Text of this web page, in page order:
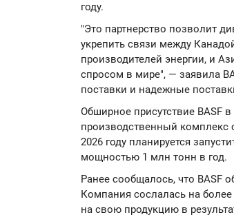
году.
"Это партнерство позволит
укрепить связи между
производителей энергии, и
спросом в мире", — заявила
поставки и надежные
Обширное присутствие BASF
производственный комплекс
2026 году планируется
мощностью 1 млн тонн в год.
Ранее сообщалось, что BASF
Компания сослалась на
на свою продукцию в